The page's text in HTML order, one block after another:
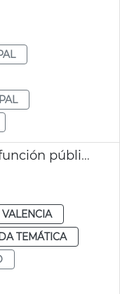
Reducción temporalidad función pública
VALENCIA
TEMÁTICA